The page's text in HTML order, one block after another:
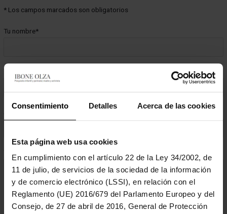
Consentimiento Detalles Acerca de las cookies
Esta página web usa cookies
En cumplimiento con el artículo 22 de la Ley 34/2002, de
11 de julio, de servicios de la sociedad de la información
y de comercio electrónico (LSSI), en relación con el
Reglamento (UE) 2016/679 del Parlamento Europeo y del
Consejo, de 27 de abril de 2016, General de Protección
* Los campos marcados son obligatorios
Tu nombre*